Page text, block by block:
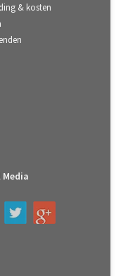
& kosten